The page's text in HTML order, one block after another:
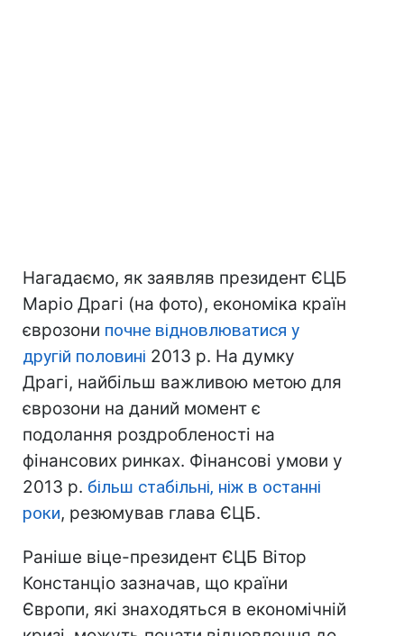
Нагадаємо, як заявляв президент ЄЦБ
Маріо Драгі (на фото), економіка країн
єврозони почне відновлюватися у
другій половині 2013 р. На думку
Драгі, найбільш важливою метою для
єврозони на даний момент є
подолання роздробленості на
фінансових ринках. Фінансові умови у
2013 р. більш стабільні, ніж в останні
роки, резюмував глава ЄЦБ.
Раніше віце-президент ЄЦБ Вітор
Констанціо зазначав, що країни
Європи, які знаходяться в економічній